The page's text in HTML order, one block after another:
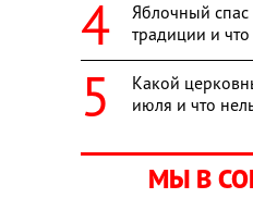
Яблочный спас
традиции и что
Какой
июля и что
МЫ В